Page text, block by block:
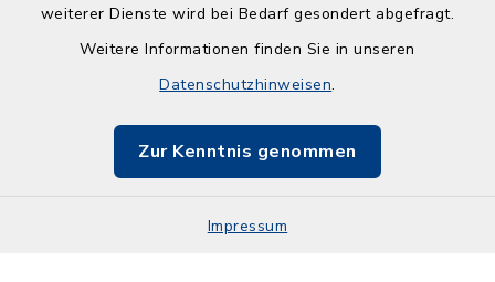
weiterer Dienste wird bei Bedarf gesondert abgefragt.
Weitere Informationen finden Sie in unseren
Datenschutzhinweisen.
Zur Kenntnis genommen
Impressum
Barrierefreiheit
Impressum
Sitemap